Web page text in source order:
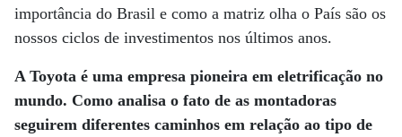
importância do Brasil e como a matriz olha o País são os
nossos ciclos de investimentos nos últimos anos.
A Toyota é uma empresa pioneira em eletrificação no
mundo. Como analisa o fato de as montadoras
seguirem diferentes caminhos em relação ao tipo de